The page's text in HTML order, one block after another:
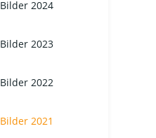
Bilder 2024
Bilder 2023
Bilder 2022
Bilder 2021